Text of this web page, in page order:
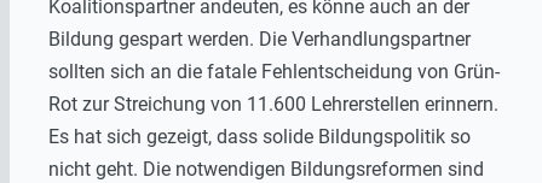
Koalitionspartner andeuten, es könne auch an der
Bildung gespart werden. Die Verhandlungspartner
sollten sich an die fatale Fehlentscheidung von Grün-
Rot zur Streichung von 11.600 Lehrerstellen erinnern.
Es hat sich gezeigt, dass solide Bildungspolitik so
nicht geht. Die notwendigen Bildungsreformen sind